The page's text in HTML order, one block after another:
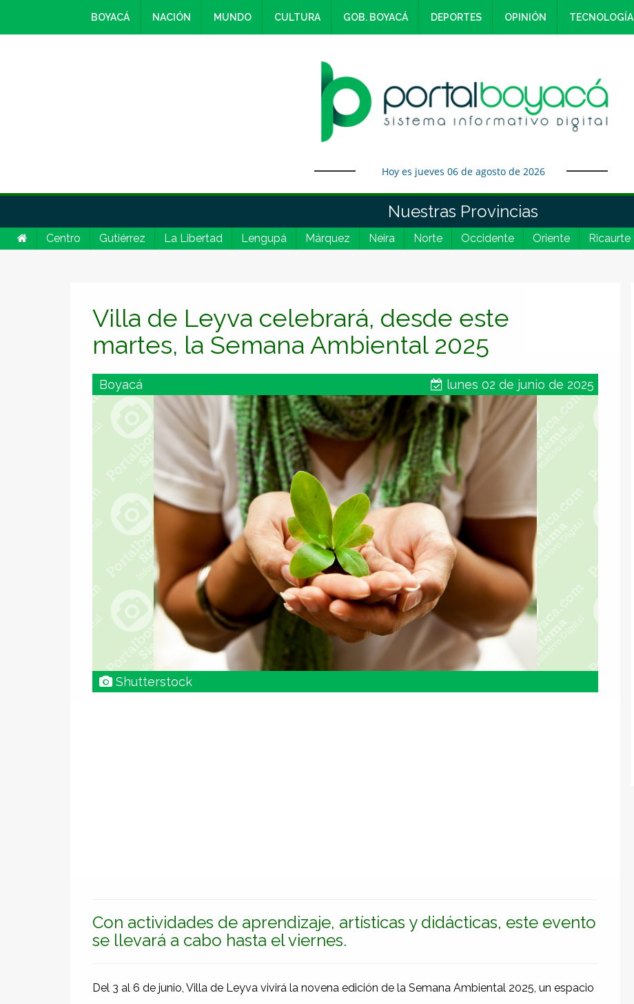
BOYACÁ NACIÓN MUNDO CULTURA GOB. BOYACÁ DEPORTES OPINIÓN TECNOLOGÍA
Hoy es jueves 06 de agosto de 2026
Nuestras Provincias
Centro Gutiérrez La Libertad Lengupá Márquez Neira Norte Occidente Oriente Ricaurte
Villa de Leyva celebrará, desde este
martes, la Semana Ambiental 2025
Boyacá lunes 02 de junio de 2025
Shutterstock
Con actividades de aprendizaje, artísticas y didácticas, este evento
se llevará a cabo hasta el viernes.
Del 3 al 6 de junio, Villa de Leyva vivirá la novena edición de la Semana Ambiental 2025, un espacio